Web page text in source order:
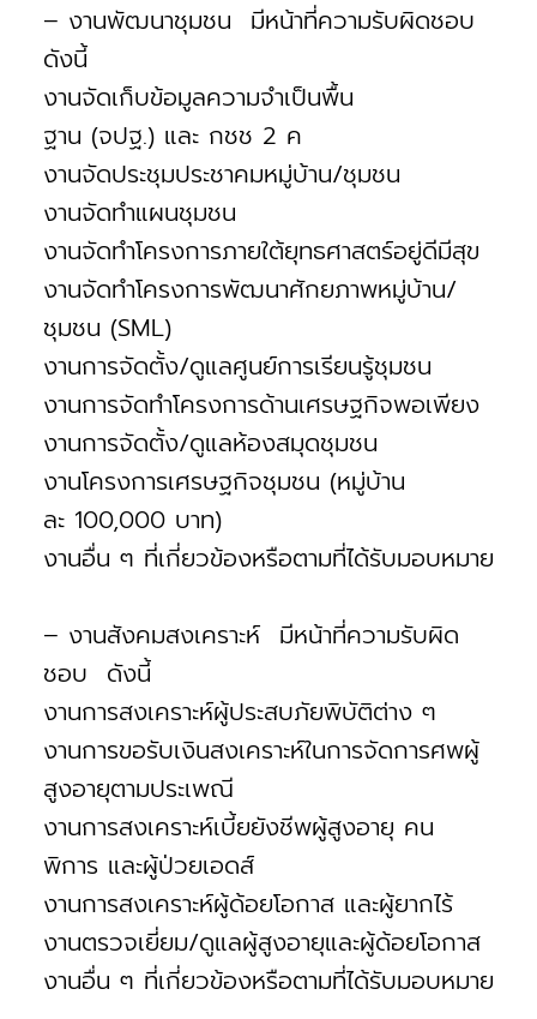
– งานพัฒนาชุมชน มีหน้าที่ความรับผิดชอบ
ดังนี้
งานจัดเก็บข้อมูลความจำเป็นพื้น
ฐาน (จปฐ.) และ กชช 2 ค
งานจัดประชุมประชาคมหมู่บ้าน/ชุมชน
งานจัดทำแผนชุมชน
งานจัดทำโครงการภายใต้ยุทธศาสตร์อยู่ดีมีสุข
งานจัดทำโครงการพัฒนาศักยภาพหมู่บ้าน/
ชุมชน (SML)
งานการจัดตั้ง/ดูแลศูนย์การเรียนรู้ชุมชน
งานการจัดทำโครงการด้านเศรษฐกิจพอเพียง
งานการจัดตั้ง/ดูแลห้องสมุดชุมชน
งานโครงการเศรษฐกิจชุมชน (หมู่บ้าน
ละ 100,000 บาท)
งานอื่น ๆ ที่เกี่ยวข้องหรือตามที่ได้รับมอบหมาย
– งานสังคมสงเคราะห์ มีหน้าที่ความรับผิด
ชอบ ดังนี้
งานการสงเคราะห์ผู้ประสบภัยพิบัติต่าง ๆ
งานการขอรับเงินสงเคราะห์ในการจัดการศพผู้
สูงอายุตามประเพณี
งานการสงเคราะห์เบี้ยยังชีพผู้สูงอายุ คน
พิการ และผู้ป่วยเอดส์
งานการสงเคราะห์ผู้ด้อยโอกาส และผู้ยากไร้
งานตรวจเยี่ยม/ดูแลผู้สูงอายุและผู้ด้อยโอกาส
งานอื่น ๆ ที่เกี่ยวข้องหรือตามที่ได้รับมอบหมาย